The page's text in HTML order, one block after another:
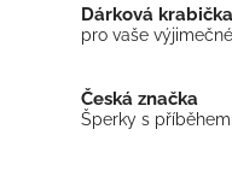
Dárková
pro vaše
Česká značka
Šperky s příběhem